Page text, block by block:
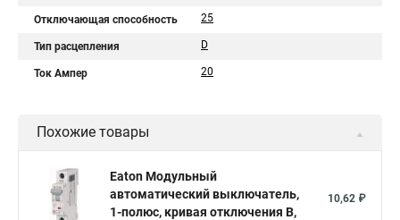
Отключающая способность 25
Тип расцепления D
Ток Ампер 20
Похожие товары
Eaton Модульный
автоматический выключатель,
1-полюс, кривая отключения B,
10,62 ₽